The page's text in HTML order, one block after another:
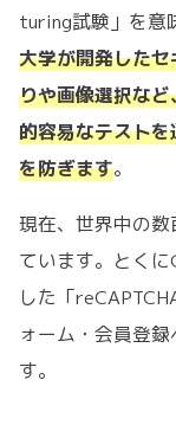
turing試験」を意
大学が開発した
りや画像選択な
的容易なテスト
を防ぎます。
現在、世界中の数
ています。とく
した「
ォーム・会員登
す。